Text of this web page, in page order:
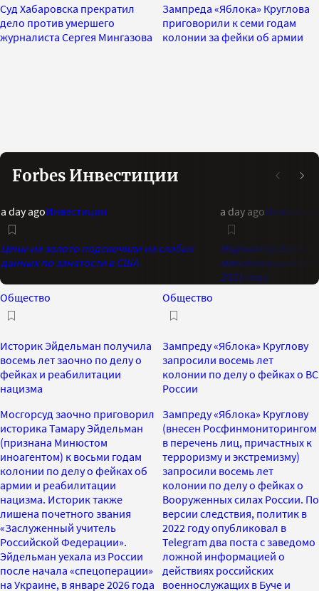
Суд Хабаровска прекратил
дело против умершего
журналиста Сергея Мингазова
Зампреда «Яблока» Круглова
приговорили к семи годам
колонии за фейки об армии
Forbes Инвестиции
a day agoИнвестиции
Цены на золото подскочили на слабых
данных по занятости в США
a day ago
Индикатор Bank of
максимальный
2021 года
Общество
Историк Эйдельман получила
восемь лет заочно по делу о
фейках и реабилитации
нацизма
Мосгорсуд заочно приговорил
историка Тамару Эйдельман
(признана Минюстом
иноагентом) к восьми годам
колонии по делу о фейках об
армии и реабилитации
нацизма. Историк также
лишена почетного звания
«Заслуженный учитель
Российской Федерации».
Эйдельман уехала из России
после начала «спецоперации»
на Украине, в январе 2026 года
Общество
Зампреду «Яблока» Круглову
запросили восемь лет
колонии по делу о фейках о ВС
России
Зампреду «Яблока» Круглову
(внесен Росфинмониторингом
в перечень лиц, причастных к
терроризму и экстремизму)
запросили восемь лет
колонии по делу о фейках о
Вооруженных силах России. По
версии следствия, политик в
2022 году опубликовал в
Telegram два поста с заведомо
ложной информацией о
действиях российских
военнослужащих в Буче и